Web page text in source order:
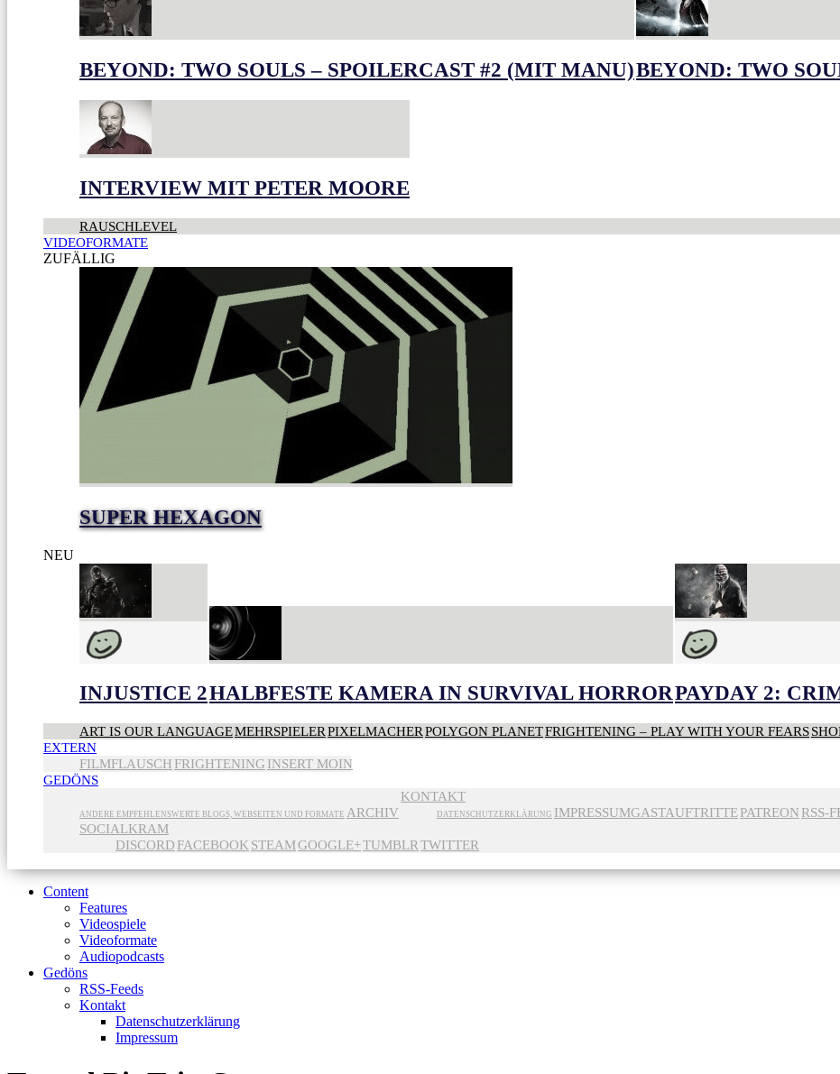
BEYOND: TWO SOULS – SPOILERCAST #2 (MIT MANU)BEYOND: TWO
INTERVIEW MIT PETER MOORE
RAUSCHLEVEL
VIDEOFORMATE
ZUFÄLLIG
SUPER HEXAGON
NEU
INJUSTICE 2HALBFESTE KAMERA IN SURVIVAL HORRORPAYDAY 2:
ART IS OUR LANGUAGEMEHRSPIELERPIXELMACHERPOLYGON PLANETFRIGHTENING – PLAY WITH YOUR FEARS
EXTERN
FILMFLAUSCH FRIGHTENING INSERT MOIN
GEDÖNS
ANDERE EMPFEHLENSWERTE BLOGS, WEBSEITEN UND FORMATE ARCHIV
KONTAKT
DATENSCHUTZERKLÄRUNG IMPRESSUMGASTAUFTRITTEPATREON RSS-
SOCIALKRAM
DISCORD FACEBOOK STEAMGOOGLE+TUMBLRTWITTER
Content
Features
Videospiele
Videoformate
Audiopodcasts
Gedöns
RSS-Feeds
Kontakt
Datenschutzerklärung
Impressum